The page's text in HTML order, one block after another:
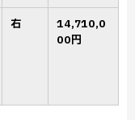
右
14,710,0
00円